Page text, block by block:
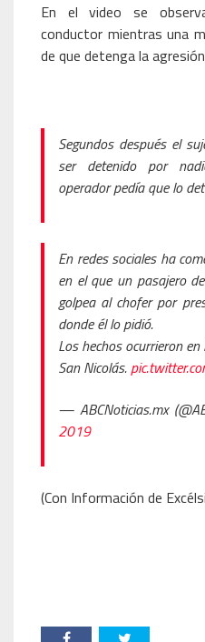
En el video se
conductor mientras una
de que detenga la
Segundos después el
ser detenido por
operador pedía que lo
En redes sociales ha
en el que un pasajero
golpea al chofer por
donde él lo pidió.
Los hechos ocurrieron
San Nicolás.
— ABCNoticias.mx
2019
(Con Información de